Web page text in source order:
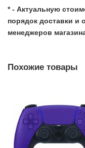
* - Актуальную
порядок доставки и
менеджеров
Похожие товары